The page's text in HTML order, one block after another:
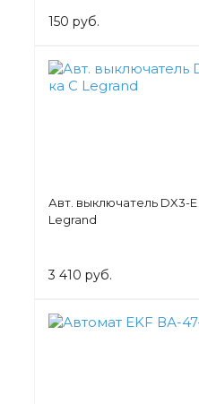
150 руб.
Авт. выключатель DX3-
Legrand
3 410 руб.